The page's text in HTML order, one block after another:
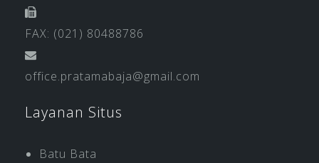
FAX: (021) 80488786
office.pratamabaja@gmail.com
Layanan Situs
Batu Bata